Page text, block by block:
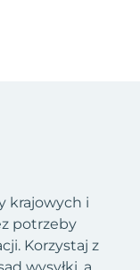
krajowych i
potrzeby
Korzystaj z